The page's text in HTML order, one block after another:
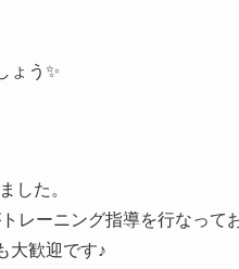
ょう✨
した。
レーニング指導を行なっ
大歓迎です♪